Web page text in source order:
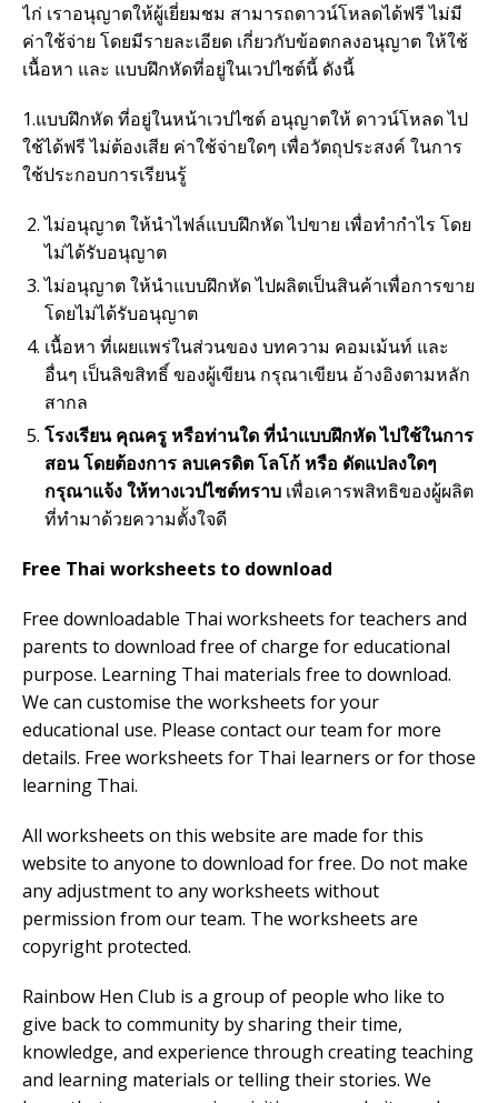
ไก่ เราอนุญาตให้ผู้เยี่ยมชม สามารถดาวน์โหลดได้ฟรี ไม่มี
ค่าใช้จ่าย โดยมีรายละเอียด เกี่ยวกับข้อตกลงอนุญาต ให้ใช้
เนื้อหา และ แบบฝึกหัดที่อยู่ในเวปไซต์นี้ ดังนี้
1.แบบฝึกหัด ที่อยู่ในหน้าเวปไซต์ อนุญาตให้ ดาวน์โหลด ไป
ใช้ได้ฟรี ไม่ต้องเสีย ค่าใช้จ่ายใดๆ เพื่อวัตถุประสงค์ ในการ
ใช้ประกอบการเรียนรู้
ไม่อนุญาต ให้นำไฟล์แบบฝึกหัด ไปขาย เพื่อทำกำไร โดย
ไม่ได้รับอนุญาต
ไม่อนุญาต ให้นำแบบฝึกหัด ไปผลิตเป็นสินค้าเพื่อการขาย
โดยไม่ได้รับอนุญาต
เนื้อหา ที่เผยแพร่ในส่วนของ บทความ คอมเม้นท์ และ
อื่นๆ เป็นลิขสิทธิ์ ของผู้เขียน กรุณาเขียน อ้างอิงตามหลัก
สากล
โรงเรียน คุณครู หรือท่านใด ที่นำแบบฝึกหัด ไปใช้ในการ
สอน โดยต้องการ ลบเครดิต โลโก้ หรือ ดัดแปลงใดๆ
กรุณาแจ้ง ให้ทางเวปไซต์ทราบ เพื่อเคารพสิทธิของผู้ผลิต
ที่ทำมาด้วยความตั้งใจดี
Free Thai worksheets to download
Free downloadable Thai worksheets for teachers and
parents to download free of charge for educational
purpose. Learning Thai materials free to download.
We can customise the worksheets for your
educational use. Please contact our team for more
details. Free worksheets for Thai learners or for those
learning Thai.
All worksheets on this website are made for this
website to anyone to download for free. Do not make
any adjustment to any worksheets without
permission from our team. The worksheets are
copyright protected.
Rainbow Hen Club is a group of people who like to
give back to community by sharing their time,
knowledge, and experience through creating teaching
and learning materials or telling their stories. We